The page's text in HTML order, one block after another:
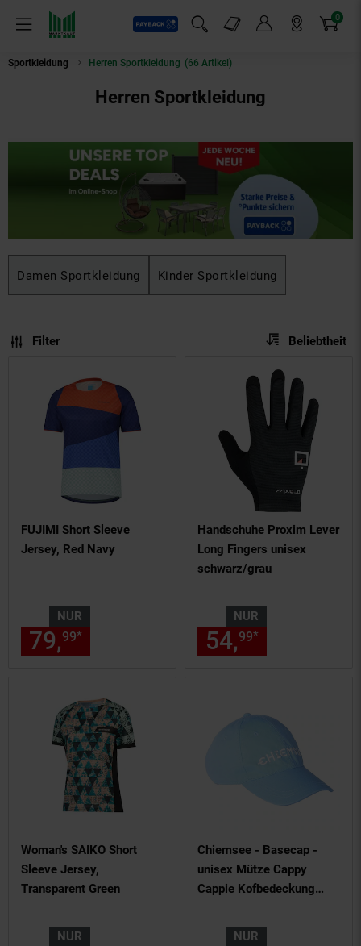
Menü
Payback
Suchfeld einblenden
Markt-Angebote 0
Artikel
Sportkleidung Herren Sportkleidung (66 Artikel)
Herren Sportkleidung
Damen Sportkleidung Kinder Sportkleidung
Filter Sortierung:
Beliebtheit
FUJIMI Short Sleeve
Jersey, Red Navy
NUR
79,99* € Sternchen
Handschuhe Proxim Lever
Long Fingers unisex
schwarz/grau
NUR
54,99*
Woman's SAIKO Short
Sleeve Jersey,
Transparent Green
NUR
Chiemsee - Basecap -
unisex Mütze Cappy
Cappie Kofbedeckung
NUR